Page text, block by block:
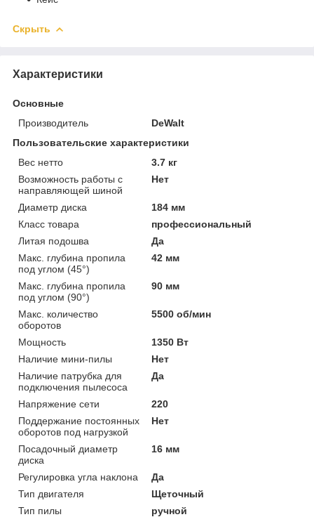
Скрыть
Характеристики
Основные
Производитель
DeWalt
Пользовательские характеристики
Вес нетто
3.7 кг
Возможность работы с
направляющей шиной
Нет
Диаметр диска
184 мм
Класс товара
профессиональный
Литая подошва
Да
Макс. глубина пропила
под углом (45°)
42 мм
Макс. глубина пропила
под углом (90°)
90 мм
Макс. количество
оборотов
5500 об/мин
Мощность
1350 Вт
Наличие мини-пилы
Нет
Наличие патрубка для
подключения пылесоса
Да
Напряжение сети
220
Поддержание постоянных
оборотов под нагрузкой
Нет
Посадочный диаметр
диска
16 мм
Регулировка угла наклона
Да
Тип двигателя
Щеточный
Тип пилы
ручной